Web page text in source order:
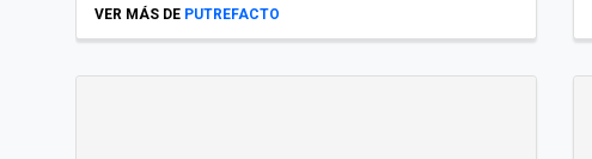
VER MÁS DE PUTREFACTO